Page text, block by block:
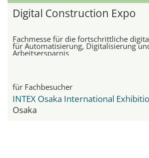
Digital Construction Expo
Fachmesse für die fortschrittliche
für Automatisierung, Digitalisierung
Arbeitsersparnis
für Fachbesucher
INTEX Osaka International
Osaka